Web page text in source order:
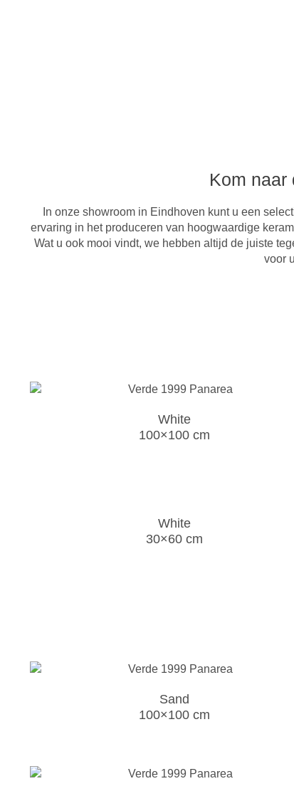
Kom naar
In onze showroom in Eindhoven kunt u een
ervaring in het produceren van hoogwaardige
Wat u ook mooi vindt, we hebben altijd de juiste
voor
White
100×100 cm
White
30×60 cm
Sand
100×100 cm